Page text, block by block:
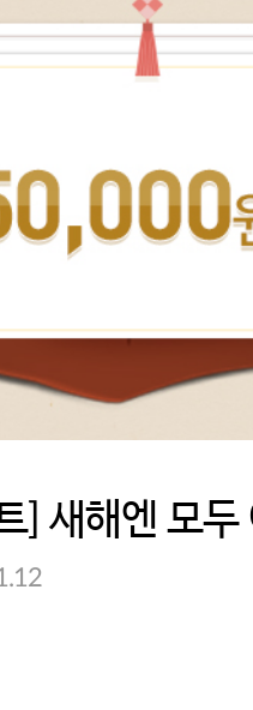
] 새해엔 모